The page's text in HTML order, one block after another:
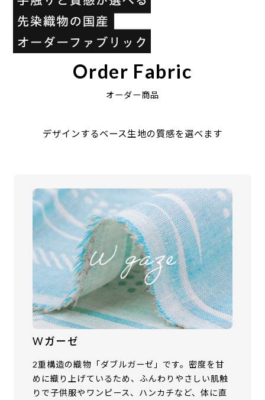
Order Fabric
オーダー商品
デザインするベース生地の質感を選べます
Wガーゼ
2重構造の織物「ダブルガーゼ」です。密度を甘
めに織り上げているため、ふんわりやさしい肌触
りで子供服やワンピース、ハンカチなど、体に直